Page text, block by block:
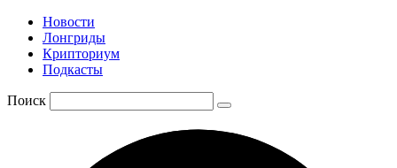
Новости
Лонгриды
Крипториум
Подкасты
Поиск